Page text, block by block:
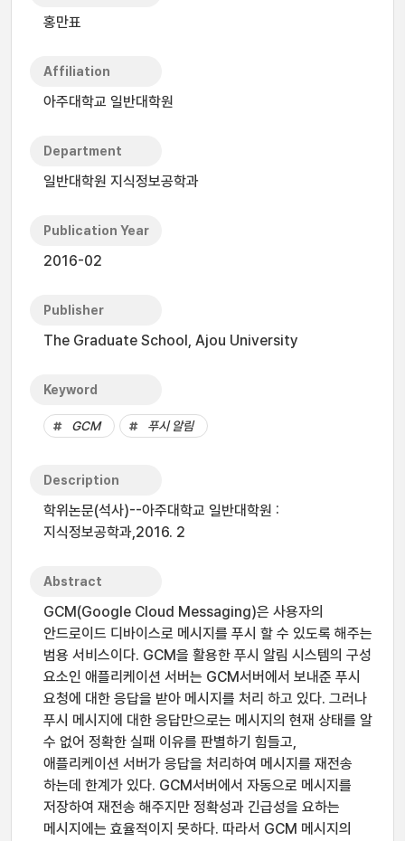
홍만표
Affiliation
아주대학교 일반대학원
Department
일반대학원 지식정보공학과
Publication Year
2016-02
Publisher
The Graduate School, Ajou University
Keyword
GCM 푸시 알림
Description
학위논문(석사)--아주대학교 일반대학원 :
지식정보공학과,2016. 2
Abstract
GCM(Google Cloud Messaging)은 사용자의
안드로이드 디바이스로 메시지를 푸시 할 수 있도록 해주는
범용 서비스이다. GCM을 활용한 푸시 알림 시스템의 구성
요소인 애플리케이션 서버는 GCM서버에서 보내준 푸시
요청에 대한 응답을 받아 메시지를 처리 하고 있다. 그러나
푸시 메시지에 대한 응답만으로는 메시지의 현재 상태를 알
수 없어 정확한 실패 이유를 판별하기 힘들고,
애플리케이션 서버가 응답을 처리하여 메시지를 재전송
하는데 한계가 있다. GCM서버에서 자동으로 메시지를
저장하여 재전송 해주지만 정확성과 긴급성을 요하는
메시지에는 효율적이지 못하다. 따라서 GCM 메시지의